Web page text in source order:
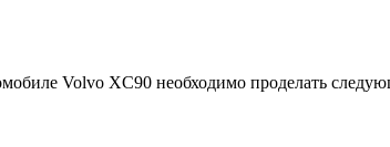
Volvo XC90 необходимо проделать